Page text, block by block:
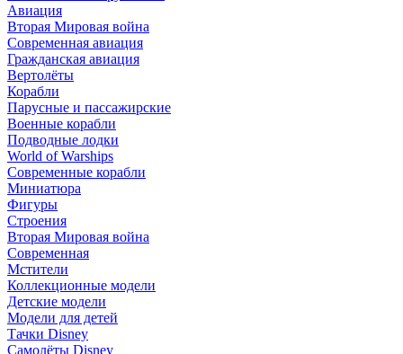
Авиация
Вторая Мировая война
Современная авиация
Гражданская авиация
Вертолёты
Корабли
Парусные и пассажирские
Военные корабли
Подводные лодки
World of Warships
Современные корабли
Миниатюра
Фигуры
Строения
Вторая Мировая война
Современная
Мстители
Коллекционные модели
Детские модели
Модели для детей
Тачки Disney
Самолёты Disney